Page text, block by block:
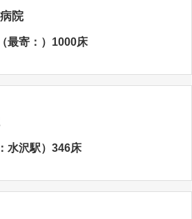
院
最寄：）1000床
水沢駅）346床